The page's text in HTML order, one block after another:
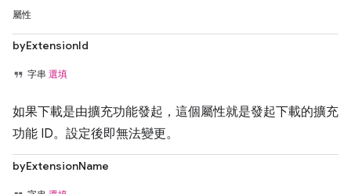
屬性
byExtensionId
字串 選填
如果下載是由擴充功能發起，這個屬性就是發起下載的擴充
功能 ID。設定後即無法變更。
byExtensionName